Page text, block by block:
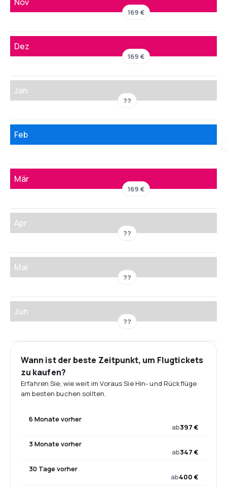
169 €
Dez
169 €
Jan
??
Feb
Mär
169 €
Apr
??
Mai
??
Jun
??
Wann ist der beste Zeitpunkt, um Flugtickets
zu kaufen?
Erfahren Sie, wie weit im Voraus Sie Hin- und Rückflüge
am besten buchen sollten.
6 Monate vorher
ab397 €
3 Monate vorher
ab347 €
30 Tage vorher
ab400 €